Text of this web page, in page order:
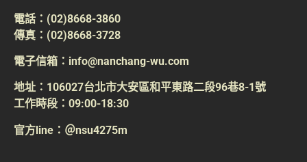
電話：(02)8668-3860
傳真：(02)8668-3728
電子信箱：info@nanchang-wu.com
地址：106027台北市大安區和平東路二段96巷8-1號
工作時段：09:00-18:30
官方line：＠nsu4275m